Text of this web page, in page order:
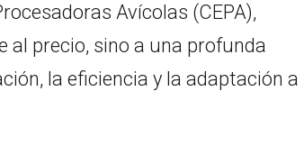
Avícolas (CEPA),
al precio, sino a una profunda
la eficiencia y la adaptación a